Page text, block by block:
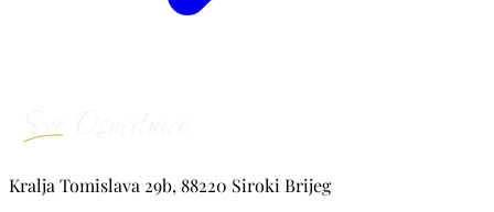
Kralja Tomislava 29b, 88220 Siroki Brijeg